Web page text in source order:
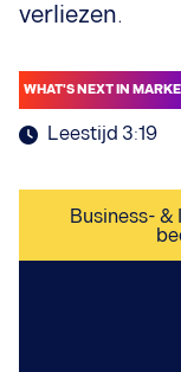
verliezen.
WHAT'S NEXT IN
Leestijd 3:19
Business- &